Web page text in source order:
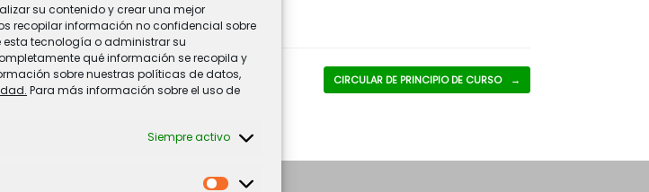
su contenido y crear una mejor
recopilar información no confidencial sobre
esta tecnología o administrar su
qué información se recopila y
sobre nuestras políticas de datos,
Para más información sobre el uso de
Siempre activo
CIRCULAR DE PRINCIPIO DE CURSO →